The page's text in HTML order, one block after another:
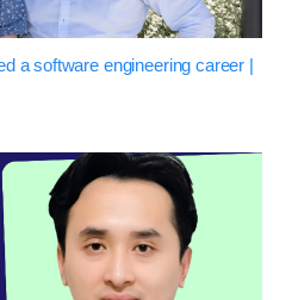
a software engineering career |